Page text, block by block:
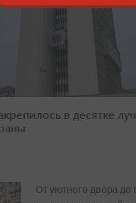
в десятке
От уютного двора